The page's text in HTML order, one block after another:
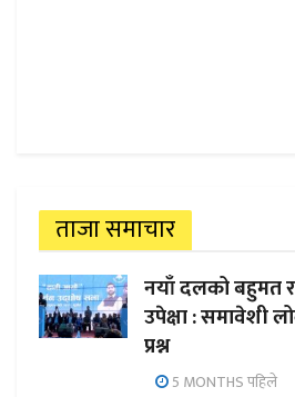
ताजा समाचार
नयाँ दलको बहुमत
उपेक्षा : समावेशी
प्रश्न
5 MONTHS पहिले